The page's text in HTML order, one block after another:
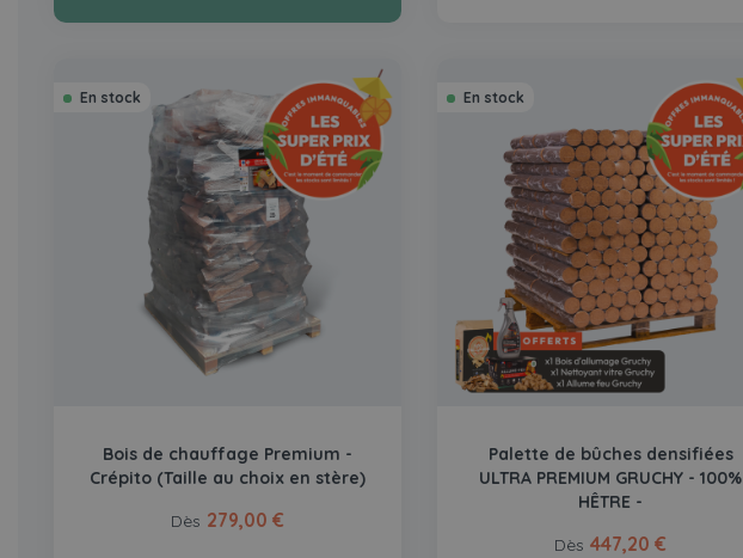
En stock
Bois de chauffage Premium -
Crépito (Taille au choix en stère)
Dès 279,00 €
En stock
Palette de bûches densifiées
ULTRA PREMIUM GRUCHY - 100%
HÊTRE -
Dès 447,20 €